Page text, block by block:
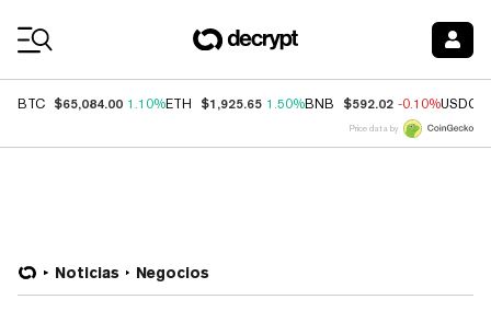
BTC $65,084.00 1.10%ETH $1,925.65 1.50%BNB $592.02 -0.10%USDC
Price data by
Noticias Negocios